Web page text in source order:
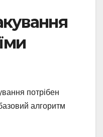
потрібен
алгоритм